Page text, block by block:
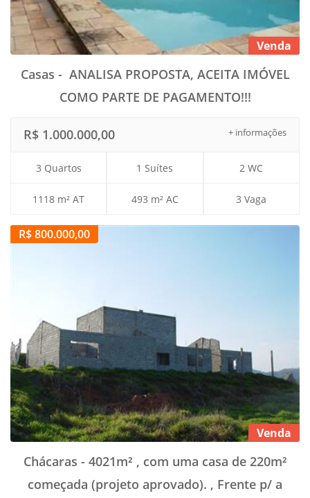
Venda
Casas - ANALISA PROPOSTA, ACEITA IMÓVEL
COMO PARTE DE PAGAMENTO!!!
+ informações
R$ 1.000.000,00
3 Quartos 1 Suítes 2 WC
1118 m² AT 493 m² AC 3 Vaga
R$ 800.000,00
Venda
Chácaras - 4021m² , com uma casa de 220m²
começada (projeto aprovado). , Frente p/ a